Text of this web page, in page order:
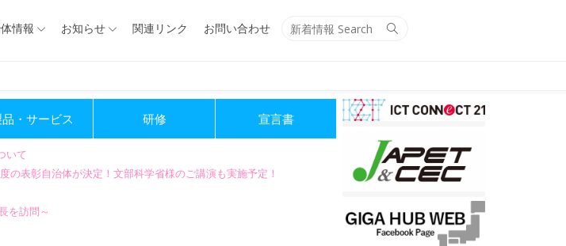
Search
情報 お知らせ 関連リンク お問い合わせ
・サービス 研修 宣言書
いて
の表彰自治体が決定！文部科学省様のご講演も実施予定！
を訪問～